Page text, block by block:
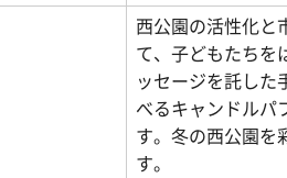
西公園の活性化と
て、子どもたちを
ッセージを託した
べるキャンドルパ
す。冬の西公園を
す。